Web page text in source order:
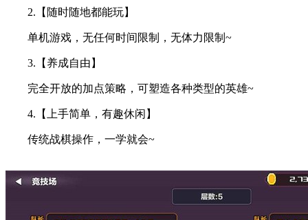
2.【随时随地都能玩】
单机游戏，无任何时间限制，无体力限制~
3.【养成自由】
完全开放的加点策略，可塑造各种类型的英雄~
4.【上手简单，有趣休闲】
传统战棋操作，一学就会~